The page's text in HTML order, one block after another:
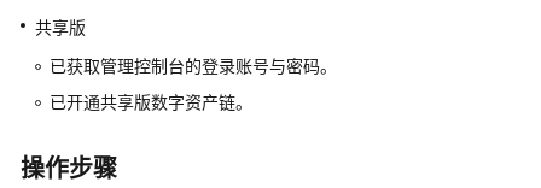
API
参
常
共享版
已获取管理控制台的登录账号与密码。
已开通共享版数字资产链。
操作步骤